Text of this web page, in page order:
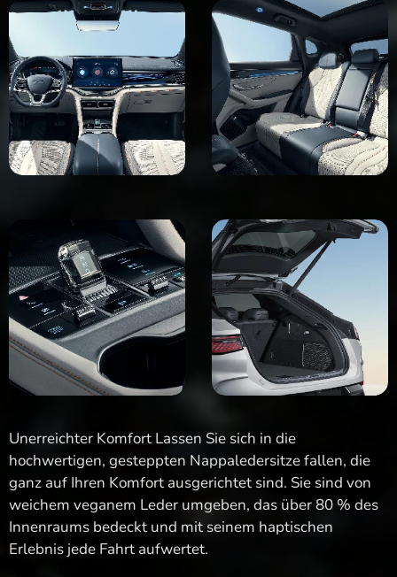
Unerreichter Komfort Lassen Sie sich in die
hochwertigen, gesteppten Nappaledersitze fallen, die
ganz auf Ihren Komfort ausgerichtet sind. Sie sind von
weichem veganem Leder umgeben, das über 80 % des
Innenraums bedeckt und mit seinem haptischen
Erlebnis jede Fahrt aufwertet.